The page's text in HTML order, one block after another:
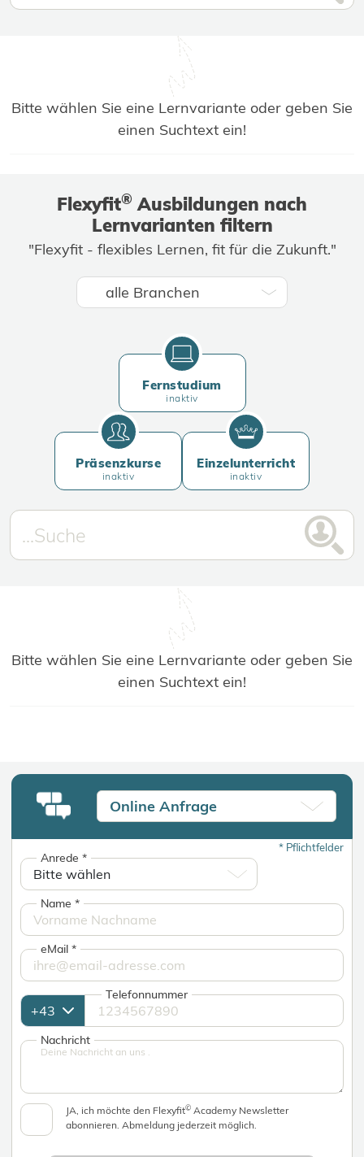
Bitte wählen Sie eine Lernvariante oder geben Sie
einen Suchtext ein!
Flexyfit® Ausbildungen nach
Lernvarianten filtern
"Flexyfit - flexibles Lernen, fit für die Zukunft."
Fernstudium
inaktiv
Präsenzkurse
inaktiv
Einzelunterricht
inaktiv
Bitte wählen Sie eine Lernvariante oder geben Sie
einen Suchtext ein!
Online Anfrage
*Pflichtfelder
Anrede*
Name*
eMail*
Telefonnummer
Nachricht
JA, ich möchte den Flexyfit© Academy Newsletter
abonnieren. Abmeldung jederzeit möglich.